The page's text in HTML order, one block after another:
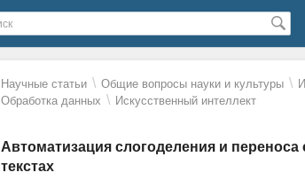
Научные статьи \ Общие вопросы науки и культуры \
Обработка данных \ Искусственный интеллект
Автоматизация слогоделения и
текстах